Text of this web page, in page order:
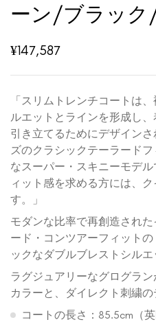
ーン/ブラック/
¥147,587
「スリムトレンチコートは
ルエットとラインを形成し
引き立てるためにデザイン
ズのクラシックテーラード
なスーパー・スキニーモデ
ィット感を求める方には、
す。」
モダンな比率で再創造され
ード・コンツアーフィット
ックなダブルブレストシルエ
ラグジュアリーなグログラ
カラーと、ダイレクト刺繍の
コートの長さ：85.5cm（